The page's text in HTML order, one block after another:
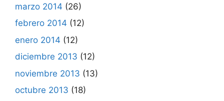
marzo 2014 (26)
febrero 2014 (12)
enero 2014 (12)
diciembre 2013 (12)
noviembre 2013 (13)
octubre 2013 (18)